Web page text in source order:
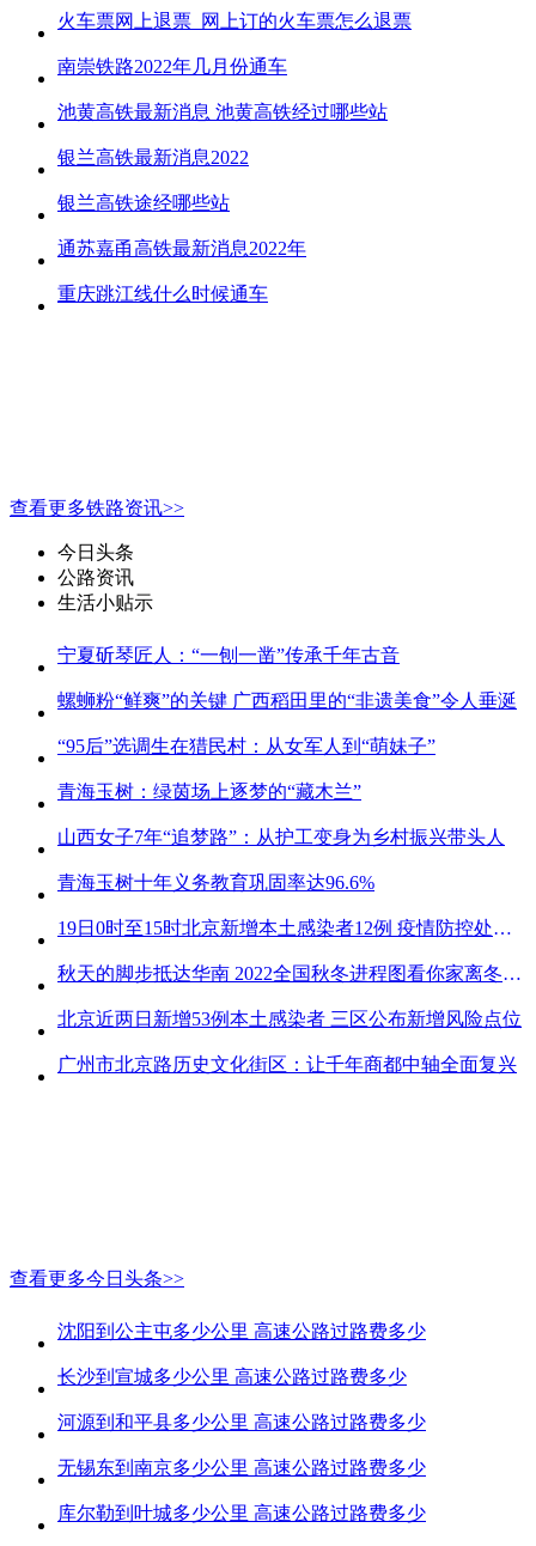
火车票网上退票_网上订的火车票怎么退票
南崇铁路2022年几月份通车
池黄高铁最新消息 池黄高铁经过哪些站
银兰高铁最新消息2022
银兰高铁途经哪些站
通苏嘉甬高铁最新消息2022年
重庆跳江线什么时候通车
查看更多铁路资讯>>
今日头条
公路资讯
生活小贴示
宁夏斫琴匠人：“一刨一凿”传承千年古音
螺蛳粉“鲜爽”的关键 广西稻田里的“非遗美食”令人垂涎
“95后”选调生在猎民村：从女军人到“萌妹子”
青海玉树：绿茵场上逐梦的“藏木兰”
山西女子7年“追梦路”：从护工变身为乡村振兴带头人
青海玉树十年义务教育巩固率达96.6%
19日0时至15时北京新增本土感染者12例 疫情防控处关键时刻
秋天的脚步抵达华南 2022全国秋冬进程图看你家离冬天有多远
北京近两日新增53例本土感染者 三区公布新增风险点位
广州市北京路历史文化街区：让千年商都中轴全面复兴
查看更多今日头条>>
沈阳到公主屯多少公里 高速公路过路费多少
长沙到宣城多少公里 高速公路过路费多少
河源到和平县多少公里 高速公路过路费多少
无锡东到南京多少公里 高速公路过路费多少
库尔勒到叶城多少公里 高速公路过路费多少